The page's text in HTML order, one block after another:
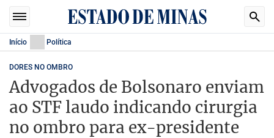
Início Política
DORES NO OMBRO
Advogados de Bolsonaro enviam
ao STF laudo indicando cirurgia
no ombro para ex-presidente